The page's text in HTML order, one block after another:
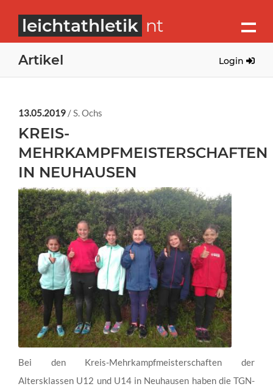
leichtathletik nt
Artikel Login
13.05.2019 / S. Ochs
KREIS-
MEHRKAMPFMEISTERSCHAFTEN
IN NEUHAUSEN
Bei den Kreis-Mehrkampfmeisterschaften der
Altersklassen U12 und U14 in Neuhausen haben die TGN-